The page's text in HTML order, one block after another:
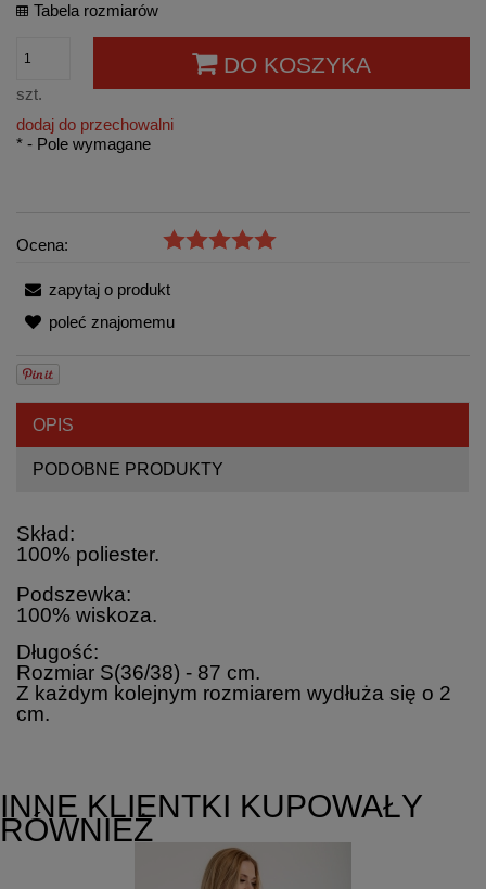
Tabela rozmiarów
szt.
DO KOSZYKA
dodaj do przechowalni
* - Pole wymagane
Ocena:
zapytaj o produkt
poleć znajomemu
OPIS
PODOBNE PRODUKTY
Skład:
100% poliester.
Podszewka:
100% wiskoza.
Długość:
Rozmiar S(36/38) - 87 cm.
Z każdym kolejnym rozmiarem wydłuża się o 2
cm.
INNE KLIENTKI KUPOWAŁY
RÓWNIEŻ